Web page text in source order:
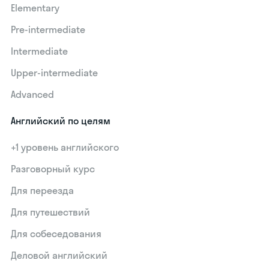
Elementary
Pre-intermediate
Intermediate
Upper-intermediate
Advanced
Английский по целям
+1 уровень английского
Разговорный курс
Для переезда
Для путешествий
Для собеседования
Деловой английский